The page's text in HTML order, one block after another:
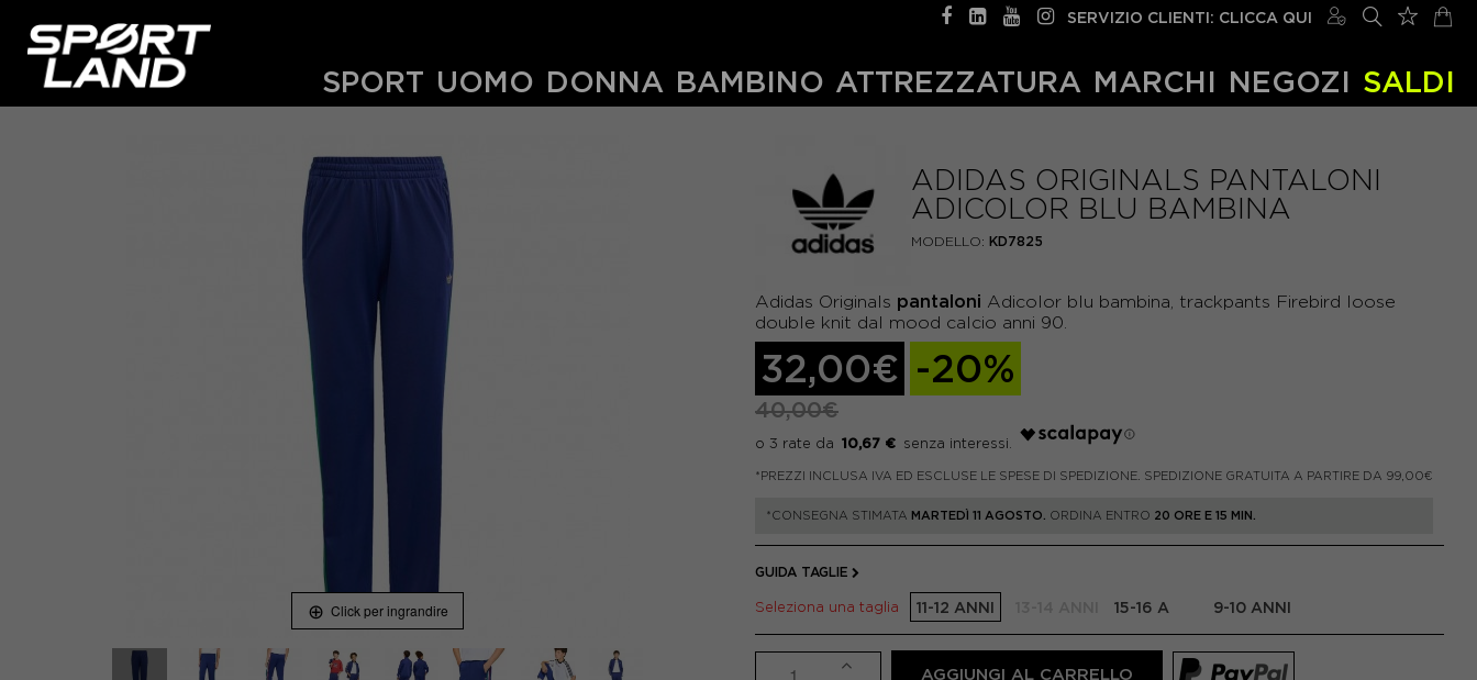
SERVIZIO CLIENTI: CLICCA QUI
SPORT UOMO DONNA BAMBINO ATTREZZATURA MARCHI NEGOZI SALDI
Click per ingrandire
ADIDAS ORIGINALS PANTALONI
ADICOLOR BLU BAMBINA
MODELLO: KD7825
Adidas Originals pantaloni Adicolor blu bambina, trackpants Firebird loose
double knit dal mood calcio anni 90.
32,00€ -20%
40,00€
10,67 €
*PREZZI INCLUSA IVA ED ESCLUSE LE SPESE DI SPEDIZIONE. SPEDIZIONE GRATUITA A PARTIRE DA 99,00€
*CONSEGNA STIMATA MARTEDÌ 11 AGOSTO. ORDINA ENTRO 20 ORE E 15 MIN.
GUIDA TAGLIE
Seleziona una taglia 11-12 ANNI 15-16 A 9-10 ANNI
AGGIUNGI AL CARRELLO